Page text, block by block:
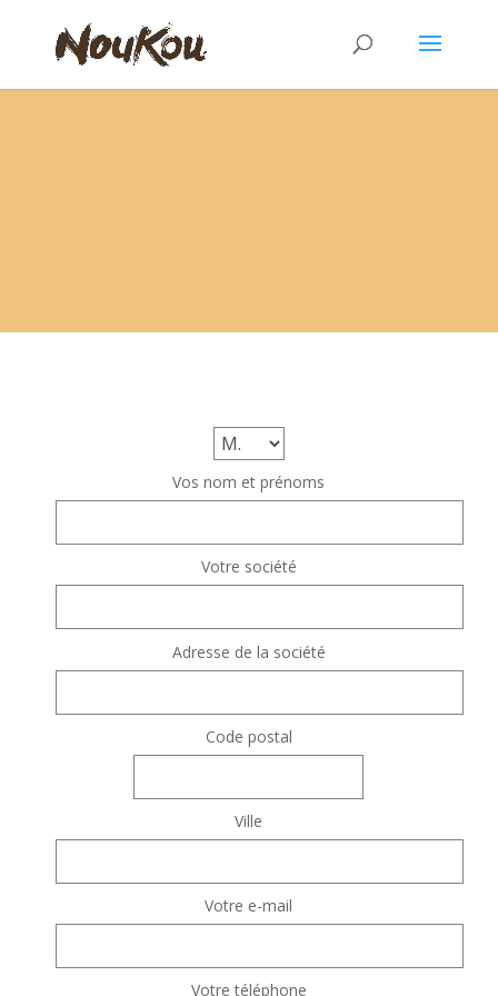
Vos nom et prénoms
Votre société
Adresse de la société
Code postal
Ville
Votre e-mail
Votre téléphone